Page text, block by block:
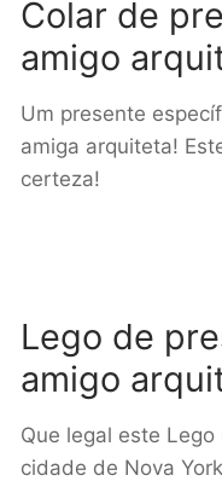
Colar de
amigo
Um presente
amiga arquiteta!
certeza!
Lego de
amigo
Que legal este
cidade de Nova